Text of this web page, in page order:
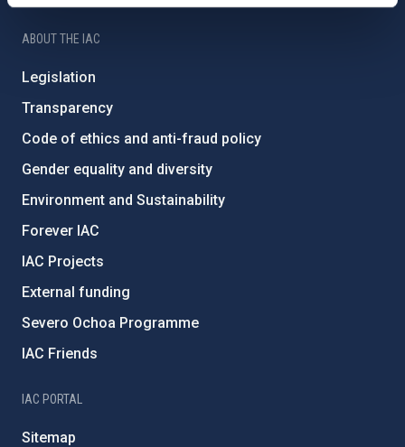
ABOUT THE IAC
Legislation
Transparency
Code of ethics and anti-fraud policy
Gender equality and diversity
Environment and Sustainability
Forever IAC
IAC Projects
External funding
Severo Ochoa Programme
IAC Friends
IAC PORTAL
Sitemap